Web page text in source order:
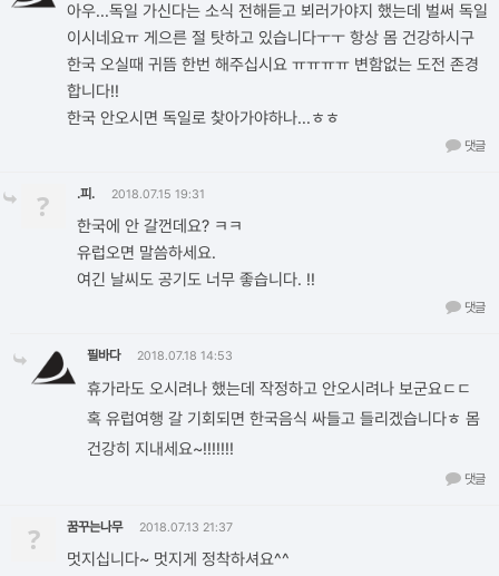
아우...독일 가신다는 소식 전해듣고 뵈러가야지 했는데 벌써 독일
이시네요ㅠ 게으른 절 탓하고 있습니다ㅜㅜ 항상 몸 건강하시구
한국 오실때 귀뜸 한번 해주십시요 ㅠㅠㅠㅠ 변함없는 도전 존경
합니다!!
한국 안오시면 독일로 찾아가야하나...ㅎㅎ
댓글
? .피. 2018.07.15 19:31
한국에 안 갈껀데요? ㅋㅋ
유럽오면 말씀하세요.
여긴 날씨도 공기도 너무 좋습니다. !!
댓글
필바다 2018.07.18 14:53
휴가라도 오시려나 했는데 작정하고 안오시려나 보군요ㄷㄷ
혹 유럽여행 갈 기회되면 한국음식 싸들고 들리겠습니다ㅎ 몸
건강히 지내세요~!!!!!!!
댓글
? 꿈꾸는나무 2018.07.13 21:37
멋지십니다~ 멋지게 정착하셔요^^